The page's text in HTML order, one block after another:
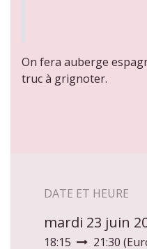
On fera auberge
truc à grignoter.
DATE ET HEURE
mardi 23 juin
18:15 21:30 (